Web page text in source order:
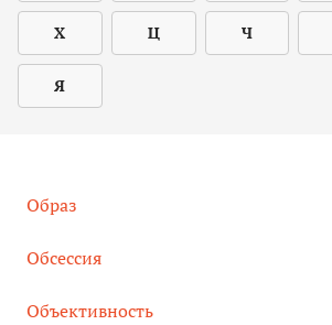
Х Ц Ч
Я
Образ
Обсессия
Объективность